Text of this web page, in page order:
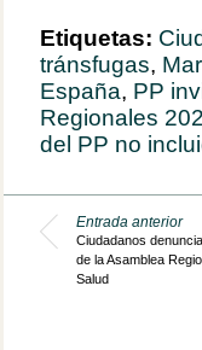
Etiquetas:
tránsfugas,
España, PP
Regionales
del PP no
Entrada anterior
Ciudadanos
de la Asamblea
Salud